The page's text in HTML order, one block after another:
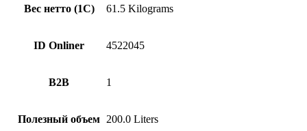
Компьютеры, сети и оргтехника
микрофоны
планшеты
медиаплееры
Вес нетто (1С) 61.5 Kilograms
ID Onliner 4522045
B2B 1
Полезный объем 200.0 Liters